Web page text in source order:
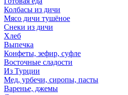
Колбасы из дичи
Мясо дичи тушёное
Снеки из дичи
Хлеб
Выпечка
Конфеты, зефир, суфле
Восточные сладости
Из Турции
Мед, урбечи, сиропы, пасты
Варенье, джемы